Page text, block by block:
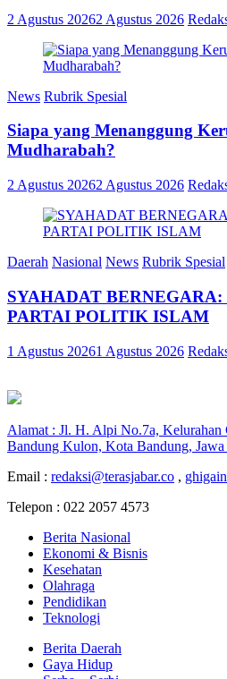
2 Agustus 20262 Agustus 2026
News Rubrik Spesial
Siapa yang Menanggung
Mudharabah?
2 Agustus 20262 Agustus 2026
Daerah Nasional News Rubrik Spesial
SYAHADAT
PARTAI POLITIK ISLAM
1 Agustus 20261 Agustus 2026
Alamat : Jl. H. Alpi No.7a, Kelurahan
Bandung Kulon, Kota Bandung,
Email : redaksi@terasjabar.co ,
Telepon : 022 2057 4573
Berita Nasional
Ekonomi & Bisnis
Kesehatan
Olahraga
Pendidikan
Teknologi
Berita Daerah
Gaya Hidup